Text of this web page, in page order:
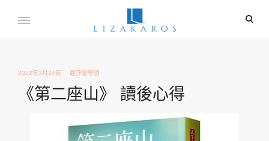
open
2022年3月24日 麗莎愛學習
《第二座山》 讀後心得